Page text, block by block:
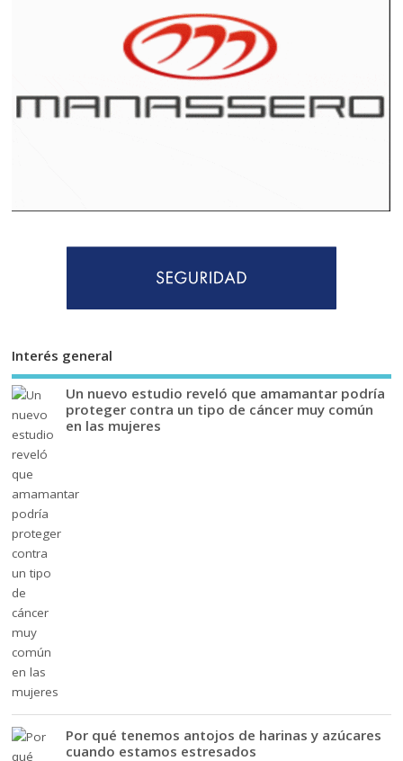
Interés general
Un nuevo estudio reveló que amamantar podría
proteger contra un tipo de cáncer muy común
en las mujeres
Por qué tenemos antojos de harinas y azúcares
cuando estamos estresados